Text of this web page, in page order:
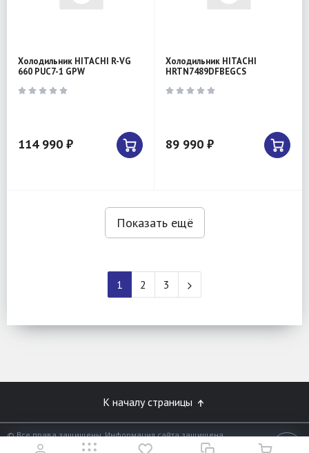
Холодильник HITACHI R-VG
660 PUC7-1 GPW
114 990 ₽
Холодильник HITACHI
HRTN7489DFBEGCS
89 990 ₽
Показать ещё
1 2 3
К началу страницы
© Все права защищены. Информация сайта защищена
законом об авторских правах.